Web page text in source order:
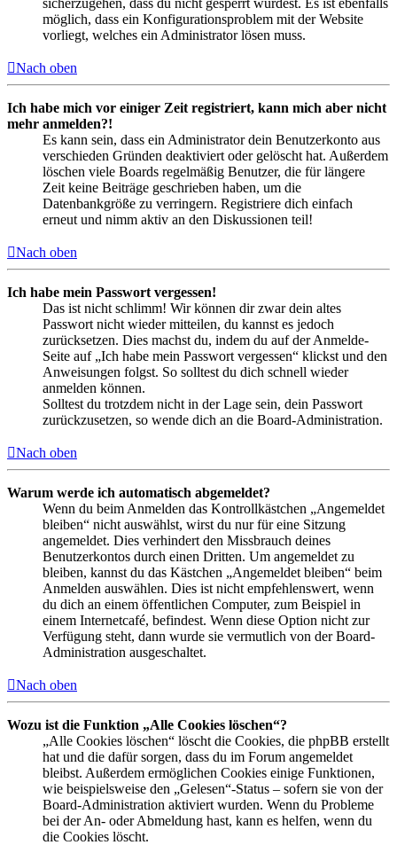
möglich, dass ein Konfigurationsproblem mit der Website
vorliegt, welches ein Administrator lösen muss.
Nach oben
Ich habe mich vor einiger Zeit registriert, kann mich aber nicht
mehr anmelden?!
Es kann sein, dass ein Administrator dein Benutzerkonto aus
verschieden Gründen deaktiviert oder gelöscht hat. Außerdem
löschen viele Boards regelmäßig Benutzer, die für längere
Zeit keine Beiträge geschrieben haben, um die
Datenbankgröße zu verringern. Registriere dich einfach
erneut und nimm aktiv an den Diskussionen teil!
Nach oben
Ich habe mein Passwort vergessen!
Das ist nicht schlimm! Wir können dir zwar dein altes
Passwort nicht wieder mitteilen, du kannst es jedoch
zurücksetzen. Dies machst du, indem du auf der Anmelde-
Seite auf „Ich habe mein Passwort vergessen“ klickst und den
Anweisungen folgst. So solltest du dich schnell wieder
anmelden können.
Solltest du trotzdem nicht in der Lage sein, dein Passwort
zurückzusetzen, so wende dich an die Board-Administration.
Nach oben
Warum werde ich automatisch abgemeldet?
Wenn du beim Anmelden das Kontrollkästchen „Angemeldet
bleiben“ nicht auswählst, wirst du nur für eine Sitzung
angemeldet. Dies verhindert den Missbrauch deines
Benutzerkontos durch einen Dritten. Um angemeldet zu
bleiben, kannst du das Kästchen „Angemeldet bleiben“ beim
Anmelden auswählen. Dies ist nicht empfehlenswert, wenn
du dich an einem öffentlichen Computer, zum Beispiel in
einem Internetcafé, befindest. Wenn diese Option nicht zur
Verfügung steht, dann wurde sie vermutlich von der Board-
Administration ausgeschaltet.
Nach oben
Wozu ist die Funktion „Alle Cookies löschen“?
„Alle Cookies löschen“ löscht die Cookies, die phpBB erstellt
hat und die dafür sorgen, dass du im Forum angemeldet
bleibst. Außerdem ermöglichen Cookies einige Funktionen,
wie beispielsweise den „Gelesen“-Status – sofern sie von der
Board-Administration aktiviert wurden. Wenn du Probleme
bei der An- oder Abmeldung hast, kann es helfen, wenn du
die Cookies löscht.